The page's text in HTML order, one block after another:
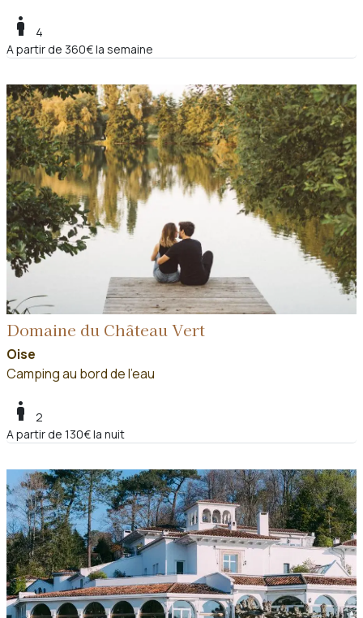
boy
4
A partir de 360€ la semaine
Domaine du Château Vert
Oise
Camping au bord de l'eau
boy
2
A partir de 130€ la nuit